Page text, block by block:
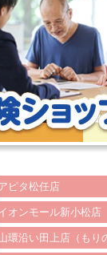
ピタ松任店
オンモール新小松店
環沿い田上店（もり